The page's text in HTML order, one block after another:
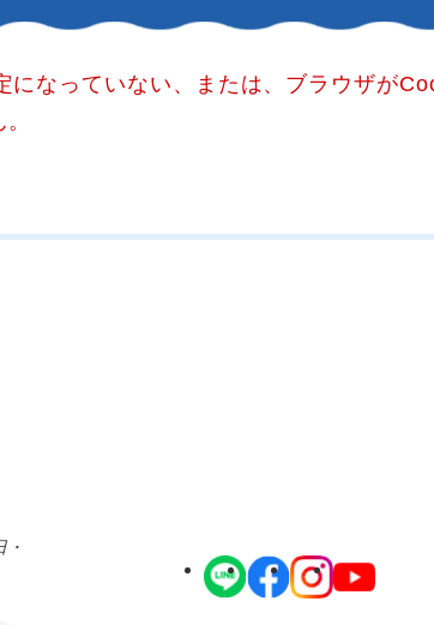
なっていない、または、ブラウザが